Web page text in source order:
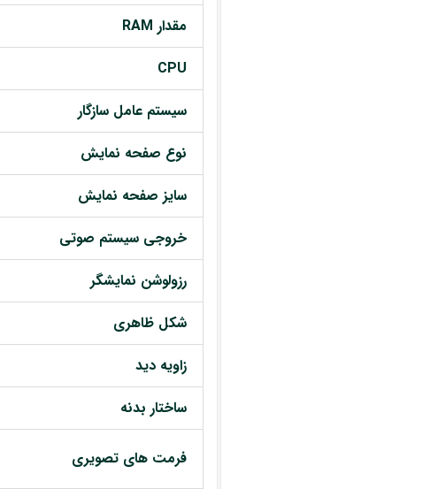
مقدار RAM
CPU
سیستم عامل سازگار
نوع صفحه نمایش
سایز صفحه نمایش
خروجی سیستم صوتی
رزولوشن نمایشگر
شکل ظاهری
زاویه دید
ساختار بدنه
فرمت های تصویری